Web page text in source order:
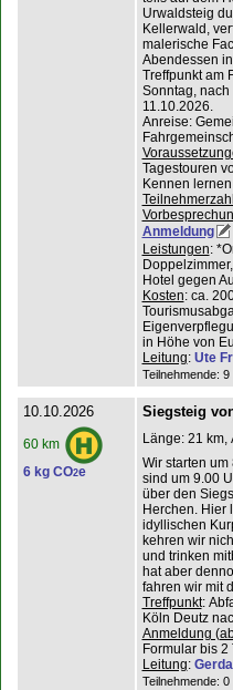
Urwaldsteig
Kellerwald,
malerische
Abendessen
Treffpunkt am
Sonntag,
11.10.2026.
Anreise:
Tagestouren
Kennen
Anmeldung
Leistungen:
Hotel gegen
Kosten: ca.
in Höhe von
Leitung: Ute
Teilnehmende:
10.10.2026
60 km
6 kg CO2e
Siegsteig
Länge: 21 km,
Wir starten
sind um 9.00
über den
Herchen. Hier
idyllischen
kehren wir
und trinken
hat aber
fahren wir mit
Treffpunkt:
Köln Deutz
Anmeldung
Formular bis 2
Leitung:
Teilnehmende: